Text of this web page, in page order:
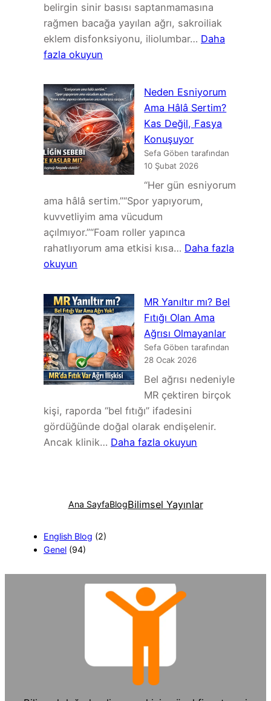
Bulgular,
Klinik
Korelasyon
Kanıtların
Derlemesi
belirgin sinir basısı saptanmamasına
rağmen bacağa yayılan ağrı, sakroiliak
eklem disfonksiyonu, iliolumbar… Daha
fazla okuyun
Normal
Ama
Bacak
Ağrısı:
İnstabiliteye
Bağlı
ve
Sakroiliak
Kaynaklı
Neden Esniyorum
Ama Hâlâ Sertim?
Kas Değil, Fasya
Konuşuyor
Sefa Göben tarafından
10 Şubat 2026
“Her gün esniyorum
ama hâlâ sertim.”“Spor yapıyorum,
kuvvetliyim ama vücudum
açılmıyor.”“Foam roller yapınca
rahatlıyorum ama etkisi kısa… Daha fazla
okuyun
Esniyorum
Ama
Hâlâ
Sertim?
Kas
Değil,
Konuşuyor
MR Yanıltır mı? Bel
Fıtığı Olan Ama
Ağrısı Olmayanlar
Sefa Göben tarafından
28 Ocak 2026
Bel ağrısı nedeniyle
MR çektiren birçok
kişi, raporda “bel fıtığı” ifadesini
gördüğünde doğal olarak endişelenir.
Ancak klinik… Daha fazla okuyun
Bel
Ana SayfaBlogBilimsel Yayınlar
English Blog (2)
Genel (94)